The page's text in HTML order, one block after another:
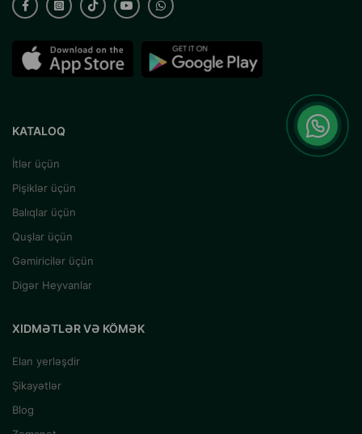
KATALOQ
İtlər üçün
Pişiklər üçün
Balıqlar üçün
Quşlar üçün
Gəmiricilər üçün
Digər Heyvanlar
XIDMƏTLƏR VƏ KÖMƏK
Elan yerləşdir
Şikayətlər
Blog